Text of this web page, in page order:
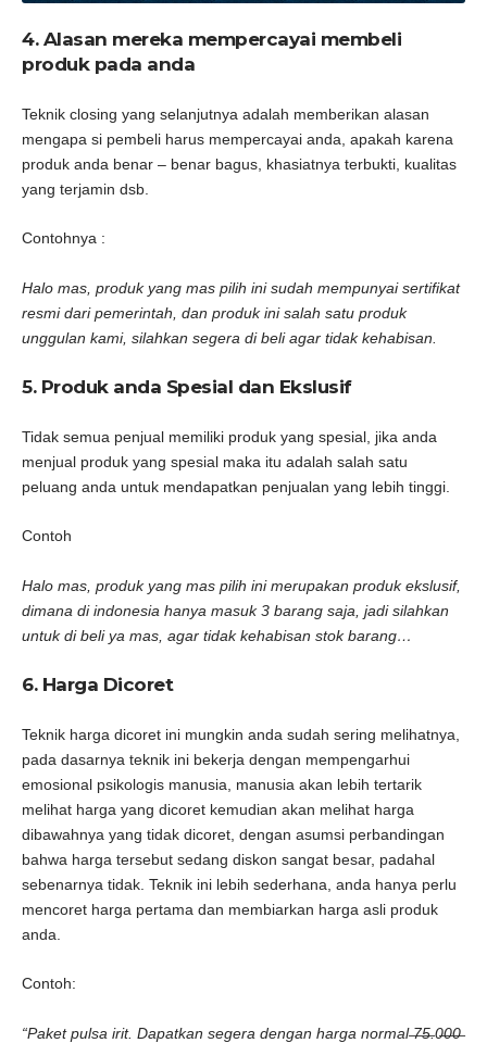
4. Alasan mereka mempercayai membeli
produk pada anda
Teknik closing yang selanjutnya adalah memberikan alasan
mengapa si pembeli harus mempercayai anda, apakah karena
produk anda benar – benar bagus, khasiatnya terbukti, kualitas
yang terjamin dsb.
Contohnya :
Halo mas, produk yang mas pilih ini sudah mempunyai sertifikat
resmi dari pemerintah, dan produk ini salah satu produk
unggulan kami, silahkan segera di beli agar tidak kehabisan.
5. Produk anda Spesial dan Ekslusif
Tidak semua penjual memiliki produk yang spesial, jika anda
menjual produk yang spesial maka itu adalah salah satu
peluang anda untuk mendapatkan penjualan yang lebih tinggi.
Contoh
Halo mas, produk yang mas pilih ini merupakan produk ekslusif,
dimana di indonesia hanya masuk 3 barang saja, jadi silahkan
untuk di beli ya mas, agar tidak kehabisan stok barang…
6. Harga Dicoret
Teknik harga dicoret ini mungkin anda sudah sering melihatnya,
pada dasarnya teknik ini bekerja dengan mempengarhui
emosional psikologis manusia, manusia akan lebih tertarik
melihat harga yang dicoret kemudian akan melihat harga
dibawahnya yang tidak dicoret, dengan asumsi perbandingan
bahwa harga tersebut sedang diskon sangat besar, padahal
sebenarnya tidak. Teknik ini lebih sederhana, anda hanya perlu
mencoret harga pertama dan membiarkan harga asli produk
anda.
Contoh:
“Paket pulsa irit. Dapatkan segera dengan harga normal ̶7̶5̶.0̶0̶0̶